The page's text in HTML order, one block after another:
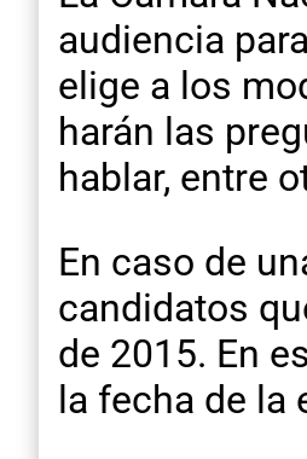
audiencia
elige a los
harán las
hablar, entre
En caso de
candidatos
de 2015. En
la fecha de la